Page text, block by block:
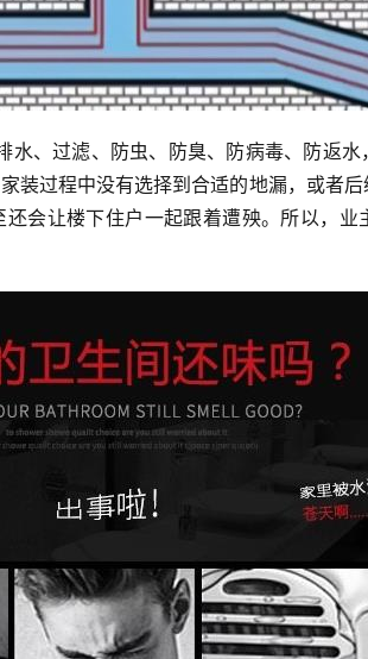
装过程中没有选择到合适的地漏，或者
会让楼下住户一起跟着遭殃。所以，业